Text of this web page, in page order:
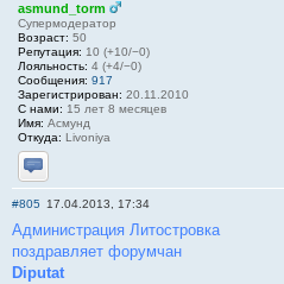
asmund_torm
Супермодератор
Возраст: 50
Репутация: 10 (+10/−0)
Лояльность: 4 (+4/−0)
Сообщения: 917
Зарегистрирован: 20.11.2010
С нами: 15 лет 8 месяцев
Имя: Асмунд
Откуда: Livoniya
Отправить личное сообщение
#805 17.04.2013, 17:34
Администрация Литостровка
поздравляет форумчан
Diputat